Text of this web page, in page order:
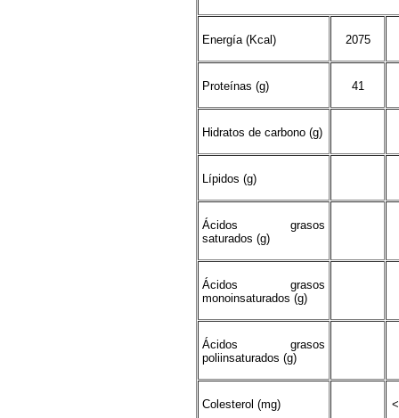
Energía (Kcal) 2075
Proteínas (g) 41
Hidratos de carbono (g)
Lípidos (g)
Ácidos grasos
saturados (g)
Ácidos grasos
monoinsaturados (g)
Ácidos grasos
poliinsaturados (g)
Colesterol (mg)